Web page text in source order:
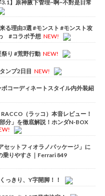
】原神腋下管理~啊~不對是日常
る理由3選 #モンスト #モンスト攻
#コラボ予想 NEW!
り #荒野行動 NEW!
ンプ2日目 NEW!
コーディネートスタイル内外装紹
（ラッコ）本音レビュー！
分」を徹底解説！ホンダN-BOX
セットフィオラノパッケージ」に
乗りやすさ｜Ferrari 849
きり、Y字開脚！！